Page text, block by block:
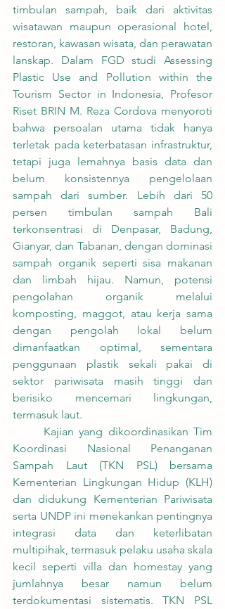
timbulan sampah, baik dari aktivitas
wisatawan maupun operasional hotel,
restoran, kawasan wisata, dan perawatan
lanskap. Dalam FGD studi Assessing
Plastic Use and Pollution within the
Tourism Sector in Indonesia, Profesor
Riset BRIN M. Reza Cordova menyoroti
bahwa persoalan utama tidak hanya
terletak pada keterbatasan infrastruktur,
tetapi juga lemahnya basis data dan
belum konsistennya pengelolaan
sampah dari sumber. Lebih dari 50
persen timbulan sampah Bali
terkonsentrasi di Denpasar, Badung,
Gianyar, dan Tabanan, dengan dominasi
sampah organik seperti sisa makanan
dan limbah hijau. Namun, potensi
pengolahan organik melalui
komposting, maggot, atau kerja sama
dengan pengolah lokal belum
dimanfaatkan optimal, sementara
penggunaan plastik sekali pakai di
sektor pariwisata masih tinggi dan
berisiko mencemari lingkungan,
termasuk laut.
Koordinasi Nasional Penanganan
Sampah Laut (TKN PSL) bersama
Kementerian Lingkungan Hidup (KLH)
dan didukung Kementerian Pariwisata
serta UNDP ini menekankan pentingnya
integrasi data dan keterlibatan
multipihak, termasuk pelaku usaha skala
kecil seperti villa dan homestay yang
jumlahnya besar namun belum
terdokumentasi sistematis. TKN PSL